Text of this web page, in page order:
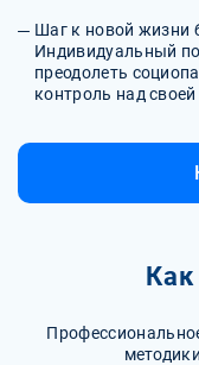
Шаг к новой жизни
Индивидуальный
преодолеть
контроль над